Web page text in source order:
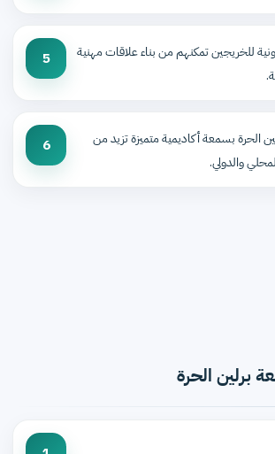
للخريجين تمكنهم من بناء علاقات مهنية
5
الحرة بسمعة أكاديمية متميزة تزيد من
والدولي.
6
برلين الحرة